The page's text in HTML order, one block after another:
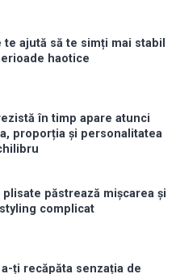
te ajută să te simți mai stabil
haotice
în timp apare atunci
proporția și personalitatea
păstrează mișcarea și
complicat
ți recăpăta senzația de